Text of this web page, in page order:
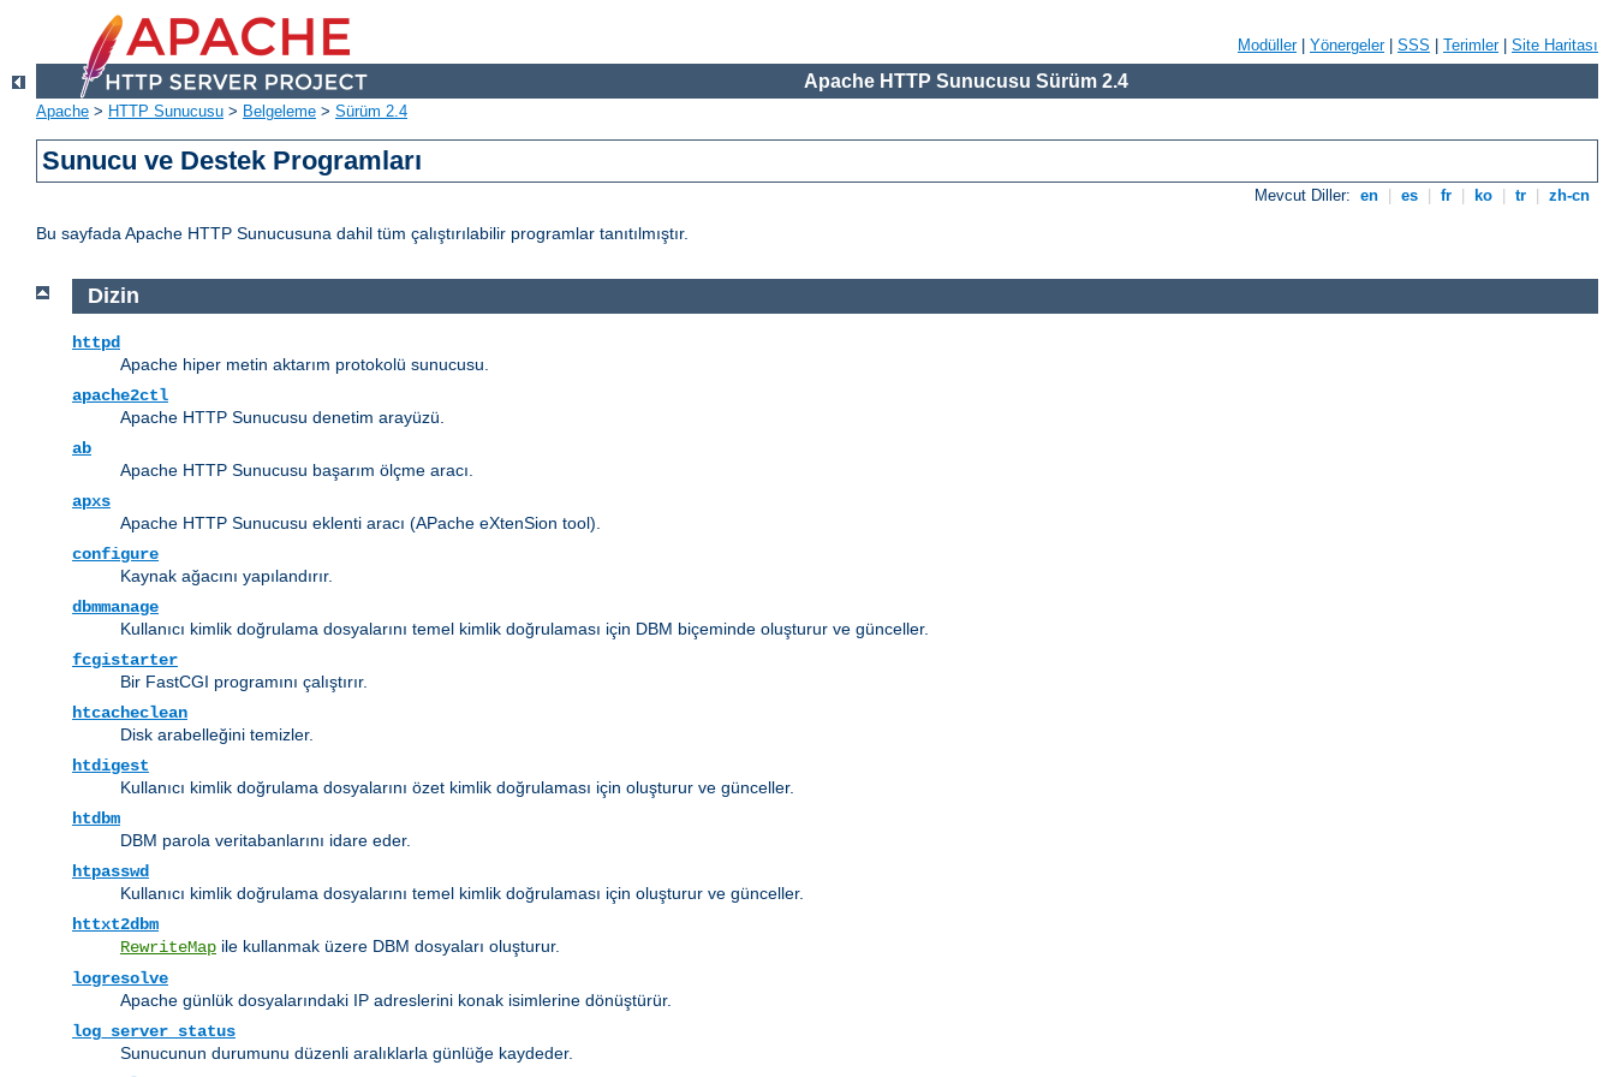
Modüller| Yönergeler| SSS Terimler| Site Haritası
Apache HTTP Sunucusu Sürüm 2.4
Apache > HTTP Sunucusu > Belgeleme > Sürüm 2.4
Sunucu ve Destek Programları
Mevcut Diller: en es fr ko tr zh-cn
Bu sayfada Apache HTTP Sunucusuna dahil tüm çalıştırılabilir programlar tanıtılmıştır.
Dizin
httpd
Apache hiper metin aktarım protokolü sunucusu.
apache2ctl
Apache HTTP Sunucusu denetim arayüzü.
ab
Apache HTTP Sunucusu başarım ölçme aracı.
apxs
Apache HTTP Sunucusu eklenti aracı (APache eXtenSion tool).
configure
Kaynak ağacını yapılandırır.
dbmmanage
Kullanıcı kimlik doğrulama dosyalarını temel kimlik doğrulaması için DBM biçeminde oluşturur ve günceller.
fcgistarter
Bir FastCGI programını çalıştırır.
htcacheclean
Disk arabelleğini temizler.
htdigest
Kullanıcı kimlik doğrulama dosyalarını özet kimlik doğrulaması için oluşturur ve günceller.
htdbm
DBM parola veritabanlarını idare eder.
htpasswd
Kullanıcı kimlik doğrulama dosyalarını temel kimlik doğrulaması için oluşturur ve günceller.
httxt2dbm
RewriteMap ile kullanmak üzere DBM dosyaları oluşturur.
logresolve
Apache günlük dosyalarındaki IP adreslerini konak isimlerine dönüştürür.
log_server_status
Sunucunun durumunu düzenli aralıklarla günlüğe kaydeder.